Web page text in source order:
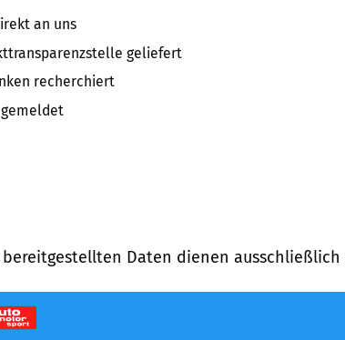
an uns
geliefert
recherchiert
Daten dienen